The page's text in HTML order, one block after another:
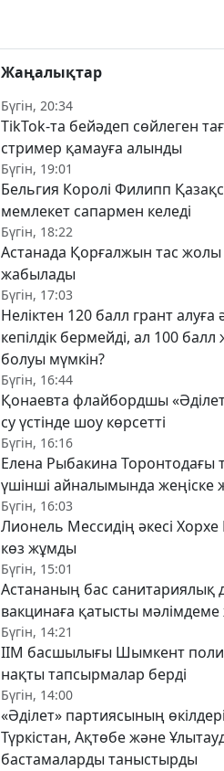
Жаңалықтар
Бүгін, 20:34
TikTok-та бейәдеп сөйлеген
стример қамауға алынды
Бүгін, 19:01
Бельгия Королі Филипп
мемлекет сапармен келеді
Бүгін, 18:22
Астанада Қорғалжын тас жолы
жабылады
Бүгін, 17:03
Неліктен 120 балл грант
кепілдік бермейді, ал 100 балл
болуы мүмкін?
Бүгін, 16:44
Қонаевта флайбордшы
су үстінде шоу көрсетті
Бүгін, 16:16
Елена Рыбакина Торонтодағы
үшінші айналымында жеңіске
Бүгін, 16:03
Лионель Мессидің әкесі
көз жұмды
Бүгін, 15:01
Астананың бас санитариялық
вакцинаға қатысты
Бүгін, 14:21
ІІМ басшылығы Шымкент
нақты тапсырмалар берді
Бүгін, 14:00
«Әділет» партиясының өкілдері
Түркістан, Ақтөбе және
бастамаларды таныстырды